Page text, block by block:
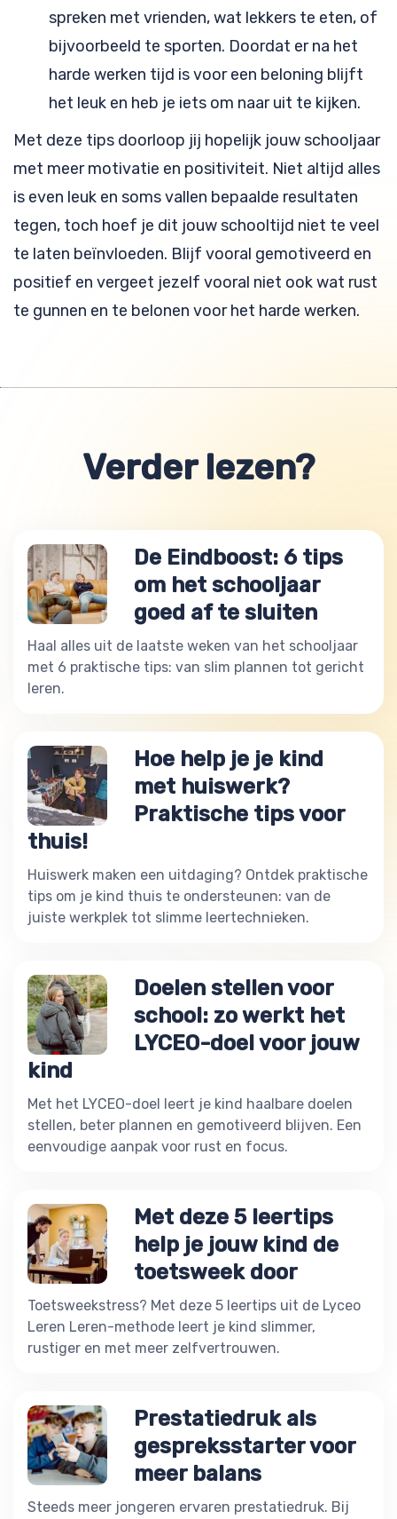
spreken met vrienden, wat lekkers te eten, of
bijvoorbeeld te sporten. Doordat er na het
harde werken tijd is voor een beloning blijft
het leuk en heb je iets om naar uit te kijken.
Met deze tips doorloop jij hopelijk jouw schooljaar
met meer motivatie en positiviteit. Niet altijd alles
is even leuk en soms vallen bepaalde resultaten
tegen, toch hoef je dit jouw schooltijd niet te veel
te laten beïnvloeden. Blijf vooral gemotiveerd en
positief en vergeet jezelf vooral niet ook wat rust
te gunnen en te belonen voor het harde werken.
Verder lezen?
De Eindboost: 6 tips
om het schooljaar
goed af te sluiten
Haal alles uit de laatste weken van het schooljaar
met 6 praktische tips: van slim plannen tot gericht
leren.
Hoe help je je kind
met huiswerk?
Praktische tips voor
thuis!
Huiswerk maken een uitdaging? Ontdek praktische
tips om je kind thuis te ondersteunen: van de
juiste werkplek tot slimme leertechnieken.
Doelen stellen voor
school: zo werkt het
LYCEO-doel voor jouw
kind
Met het LYCEO-doel leert je kind haalbare doelen
stellen, beter plannen en gemotiveerd blijven. Een
eenvoudige aanpak voor rust en focus.
Met deze 5 leertips
help je jouw kind de
toetsweek door
Toetsweekstress? Met deze 5 leertips uit de Lyceo
Leren Leren-methode leert je kind slimmer,
rustiger en met meer zelfvertrouwen.
Prestatiedruk als
gespreksstarter voor
meer balans
Steeds meer jongeren ervaren prestatiedruk. Bij